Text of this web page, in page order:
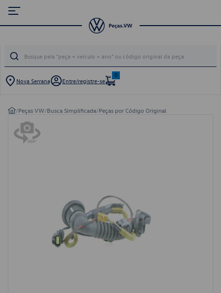
Nova Serrana Entre/registre-se
0
/Peças VW/Busca Simplificada/Peças por Código Original